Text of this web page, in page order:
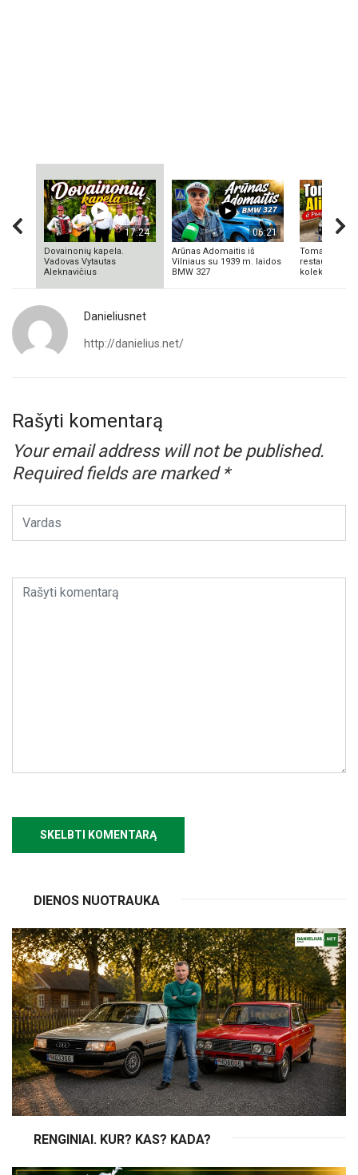
17:24
Dovainonių kapela.
Vadovas Vytautas
Aleknavičius
06:21
Arūnas Adomaitis iš
Vilniaus su 1939 m. laidos
BMW 327
Tomas
Danieliusnet
http://danielius.net/
Rašyti komentarą
Your email address will not be published.
Required fields are marked *
DIENOS NUOTRAUKA
RENGINIAI. KUR? KAS? KADA?